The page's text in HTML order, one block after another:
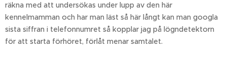
räkna med att undersökas under lupp av den här
kennelmamman och har man läst så här långt kan man googla
sista siffran i telefonnumret så kopplar jag på lögndetektorn
för att starta förhöret, förlåt menar samtalet.